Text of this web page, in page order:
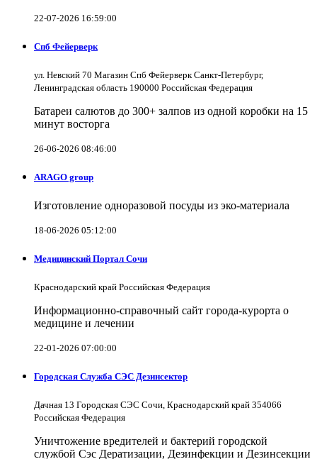
22-07-2026 16:59:00
Спб Фейерверк
ул. Невский 70 Магазин Спб Фейерверк Санкт-Петербург,
Ленинградская область 190000 Российская Федерация
Батареи салютов до 300+ залпов из одной коробки на 15
минут восторга
26-06-2026 08:46:00
ARAGO group
Изготовление одноразовой посуды из эко-материала
18-06-2026 05:12:00
Медицинский Портал Сочи
Краснодарский край Российская Федерация
Информационно-справочный сайт города-курорта о
медицине и лечении
22-01-2026 07:00:00
Городская Служба СЭС Дезинсектор
Дачная 13 Городская СЭС Сочи, Краснодарский край 354066
Российская Федерация
Уничтожение вредителей и бактерий городской
службой Сэс Дератизации, Дезинфекции и Дезинсекции